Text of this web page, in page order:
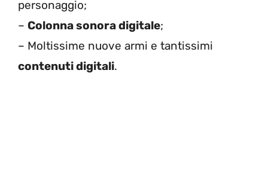
personaggio;
– Colonna sonora digitale;
– Moltissime nuove armi e tantissimi
contenuti digitali.